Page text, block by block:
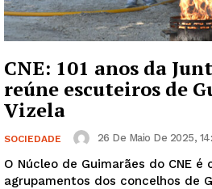
CNE: 101 anos da
reúne escuteiros de
Vizela
SOCIEDADE 26 De Maio De 2025,
O Núcleo de Guimarães do CNE é
agrupamentos dos concelhos de